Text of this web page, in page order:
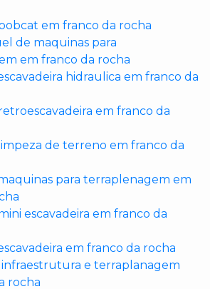
em franco da rocha
de maquinas para
em franco da rocha
hidraulica em franco da
em franco da
de terreno em franco da
para terraplenagem em
escavadeira em franco da
em franco da rocha
infraestrutura e terraplanagem
rocha